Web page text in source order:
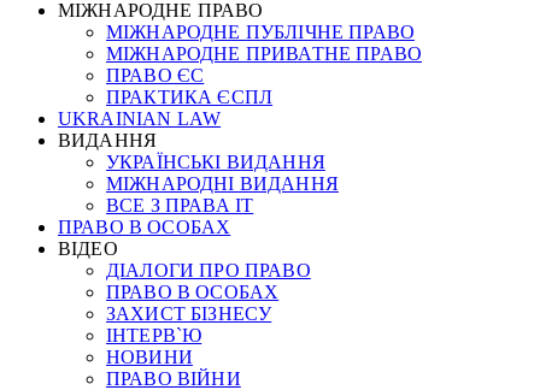
МІЖНАРОДНЕ ПРАВО
МІЖНАРОДНЕ ПУБЛІЧНЕ ПРАВО
МІЖНАРОДНЕ ПРИВАТНЕ ПРАВО
ПРАВО ЄС
ПРАКТИКА ЄСПЛ
UKRAINIAN LAW
ВИДАННЯ
УКРАЇНСЬКІ ВИДАННЯ
МІЖНАРОДНІ ВИДАННЯ
ВСЕ З ПРАВА ІТ
ПРАВО В ОСОБАХ
ВІДЕО
ДІАЛОГИ ПРО ПРАВО
ПРАВО В ОСОБАХ
ЗАХИСТ БІЗНЕСУ
ІНТЕРВ`Ю
НОВИНИ
ПРАВО ВІЙНИ